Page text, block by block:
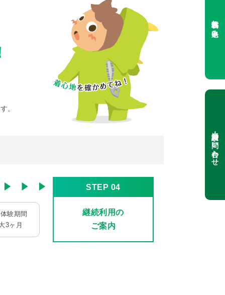
無料体験お申込み
資料請求・お問い合わせ
。
験期間
3ヶ月
STEP 04
継続利用の
ご案内